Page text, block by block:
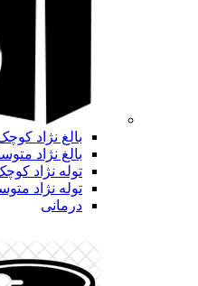
بالغ نژاد
بالغ نژاد
توله نژاد
توله نژاد
درمانی